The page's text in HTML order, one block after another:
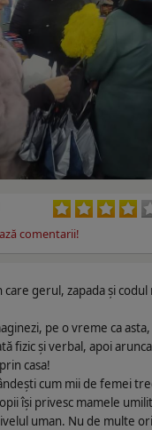
comentarii!
care gerul, zapada și
pe o vreme ca
fizic și verbal, apoi
casa!
cum mii de femei
își privesc mamele
uman. Nu de multe